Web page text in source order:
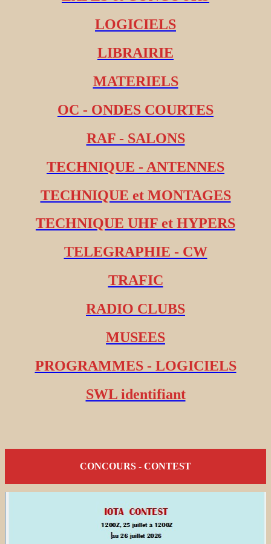
LOGICIELS
LIBRAIRIE
MATERIELS
OC - ONDES COURTES
RAF - SALONS
TECHNIQUE - ANTENNES
TECHNIQUE et MONTAGES
TECHNIQUE UHF et HYPERS
TELEGRAPHIE - CW
TRAFIC
RADIO CLUBS
MUSEES
PROGRAMMES - LOGICIELS
SWL identifiant
CONCOURS - CONTEST